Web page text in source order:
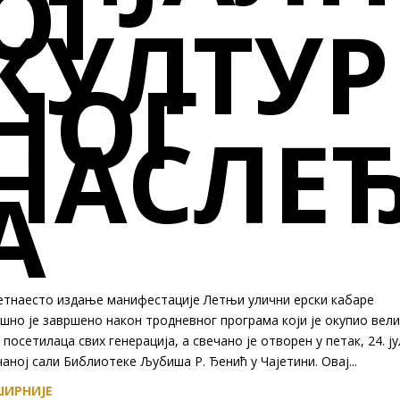
НОГ
издање манифестације Летњи улични ерски кабаре
је завршено након тродневног програма који је окупио
посетилаца свих генерација, а свечано је отворен у петак, 24.
сали Библиотеке Љубиша Р. Ђенић у Чајетини. Овај...